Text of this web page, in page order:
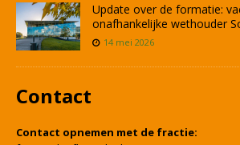
Update over de formatie:
onafhankelijke wethouder
14 mei 2026
Contact
Contact opnemen met de fractie: